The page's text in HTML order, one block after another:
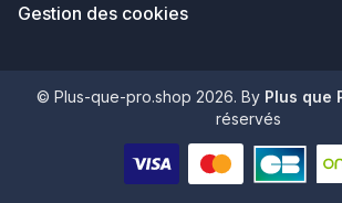
Gestion des cookies
© Plus-que-pro.shop 2026. By Plus que
réservés